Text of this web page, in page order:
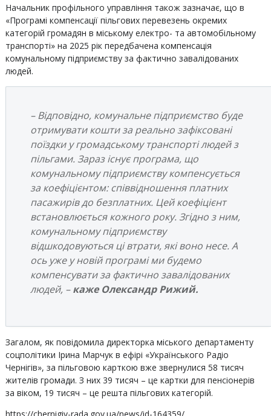
Начальник профільного управління також зазначає, що в
«Програмі компенсації пільгових перевезень окремих
категорій громадян в міському електро- та автомобільному
транспорті» на 2025 рік передбачена компенсація
комунальному підприємству за фактично завалідованих
людей.
– Відповідно, комунальне підприємство буде
отримувати кошти за реально зафіксовані
поїздки у громадському транспорті людей з
пільгами. Зараз існує програма, що
комунальному підприємству компенсується
за коефіцієнтом: співвідношення платних
пасажирів до безплатних. Цей коефіцієнт
встановлюється кожного року. Згідно з ним,
комунальному підприємству
відшкодовуються ці втрати, які воно несе. А
ось уже у новій програмі ми будемо
компенсувати за фактично завалідованих
людей, –каже Олександр Рижий.
Загалом, як повідомила директорка міського департаменту
соцполітики Ірина Марчук в ефірі «Українського Радіо
Чернігів», за пільговою карткою вже звернулися 58 тисяч
жителів громади. З них 39 тисяч – це картки для пенсіонерів
за віком, 19 тисяч – це решта пільгових категорій.